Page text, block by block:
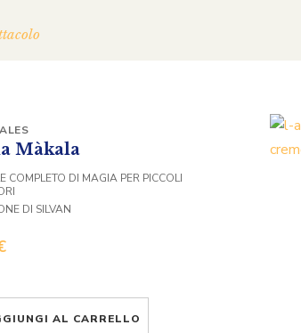
Màkala
COMPLETO DI MAGIA PER PICCOLI
DI SILVAN
AL CARRELLO